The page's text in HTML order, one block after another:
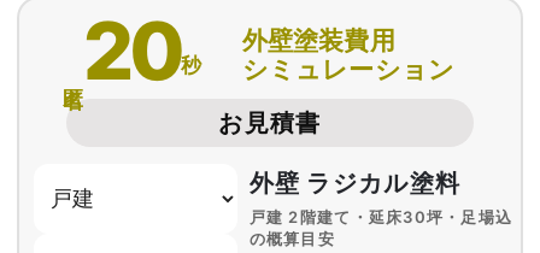
20秒
外壁塗装費用
シミュレーション
お見積書
外壁 ラジカル塗料
戸建 2階建て・延床30坪・足場込
の概算目安